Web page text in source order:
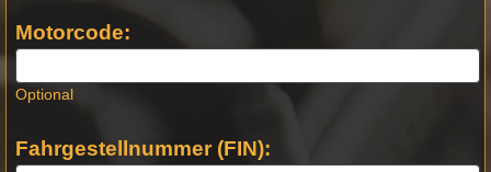
Motorcode:
Optional
Fahrgestellnummer (FIN):